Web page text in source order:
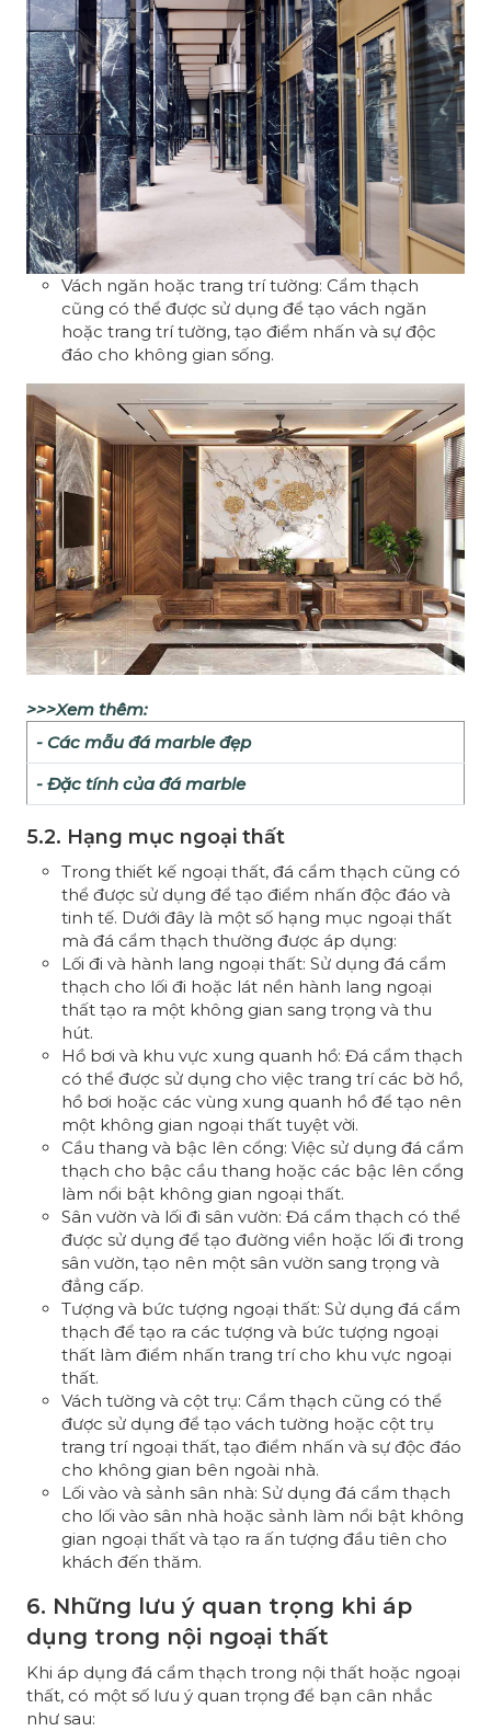
Vách ngăn hoặc trang trí tường: Cẩm thạch
cũng có thể được sử dụng để tạo vách ngăn
hoặc trang trí tường, tạo điểm nhấn và sự độc
đáo cho không gian sống.
>>>Xem thêm:
- Các mẫu đá marble đẹp
- Đặc tính của đá marble
5.2. Hạng mục ngoại thất
Trong thiết kế ngoại thất, đá cẩm thạch cũng có
thể được sử dụng để tạo điểm nhấn độc đáo và
tinh tế. Dưới đây là một số hạng mục ngoại thất
mà đá cẩm thạch thường được áp dụng:
Lối đi và hành lang ngoại thất: Sử dụng đá cẩm
thạch cho lối đi hoặc lát nền hành lang ngoại
thất tạo ra một không gian sang trọng và thu
hút.
Hồ bơi và khu vực xung quanh hồ: Đá cẩm thạch
có thể được sử dụng cho việc trang trí các bờ hồ,
hồ bơi hoặc các vùng xung quanh hồ để tạo nên
một không gian ngoại thất tuyệt vời.
Cầu thang và bậc lên cổng: Việc sử dụng đá cẩm
thạch cho bậc cầu thang hoặc các bậc lên cổng
làm nổi bật không gian ngoại thất.
Sân vườn và lối đi sân vườn: Đá cẩm thạch có thể
được sử dụng để tạo đường viền hoặc lối đi trong
sân vườn, tạo nên một sân vườn sang trọng và
đẳng cấp.
Tượng và bức tượng ngoại thất: Sử dụng đá cẩm
thạch để tạo ra các tượng và bức tượng ngoại
thất làm điểm nhấn trang trí cho khu vực ngoại
thất.
Vách tường và cột trụ: Cẩm thạch cũng có thể
được sử dụng để tạo vách tường hoặc cột trụ
trang trí ngoại thất, tạo điểm nhấn và sự độc đáo
cho không gian bên ngoài nhà.
Lối vào và sảnh sân nhà: Sử dụng đá cẩm thạch
cho lối vào sân nhà hoặc sảnh làm nổi bật không
gian ngoại thất và tạo ra ấn tượng đầu tiên cho
khách đến thăm.
6. Những lưu ý quan trọng khi áp
dụng trong nội ngoại thất
Khi áp dụng đá cẩm thạch trong nội thất hoặc ngoại
thất, có một số lưu ý quan trọng để bạn cân nhắc
như sau: